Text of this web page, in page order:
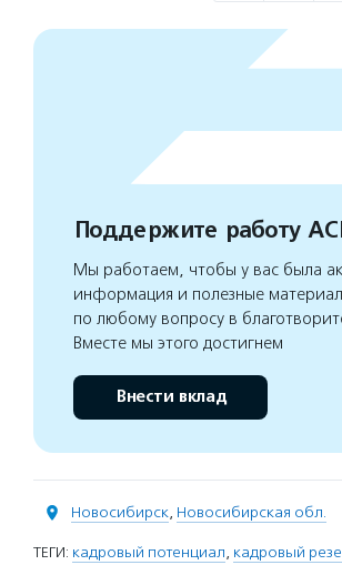
Поддержите работу
Мы работаем, чтобы у вас была
информация и полезные
по любому вопросу в
Вместе мы этого достигнем
Внести вклад
Новосибирск, Новосибирская обл.
ТЕГИ: кадровый потенциал, кадровый